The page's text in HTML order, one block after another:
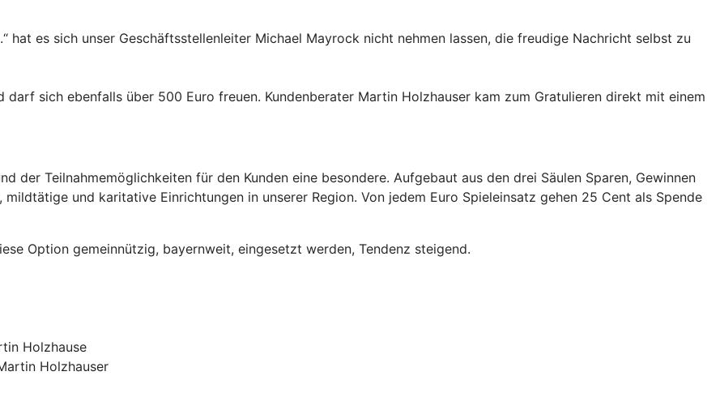
hat es sich unser Geschäftsstellenleiter Michael Mayrock nicht nehmen lassen, die freudige Nachricht selbst zu
darf sich ebenfalls über 500 Euro freuen. Kundenberater Martin Holzhauser kam zum Gratulieren direkt mit einem
der Teilnahmemöglichkeiten für den Kunden eine besondere. Aufgebaut aus den drei Säulen Sparen, Gewinnen
und karitative Einrichtungen in unserer Region. Von jedem Euro Spieleinsatz gehen 25 Cent als Spende
Option gemeinnützig, bayernweit, eingesetzt werden, Tendenz steigend.
Holzhauser